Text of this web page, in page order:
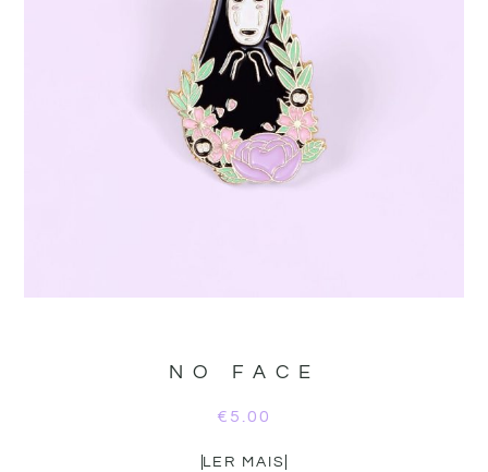
NO FACE
€ 5.00
LER MAIS